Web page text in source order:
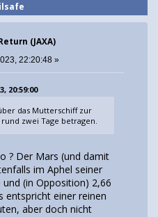
(JAXA)
22:20:48 »
20:59:00
das Mutterschiff zur
zwei Tage betragen.
? Der Mars (und damit
im Aphel seiner
(in Opposition) 2,66
entspricht einer reinen
aber doch nicht